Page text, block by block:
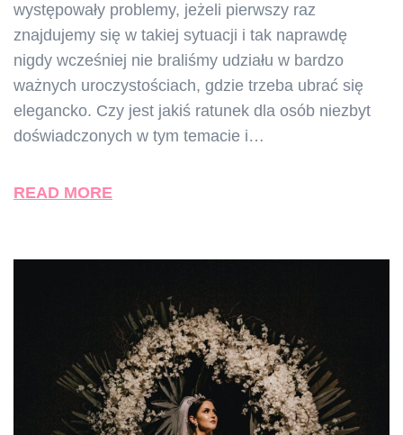
występowały problemy, jeżeli pierwszy raz
znajdujemy się w takiej sytuacji i tak naprawdę
nigdy wcześniej nie braliśmy udziału w bardzo
ważnych uroczystościach, gdzie trzeba ubrać się
elegancko. Czy jest jakiś ratunek dla osób niezbyt
doświadczonych w tym temacie i…
READ MORE